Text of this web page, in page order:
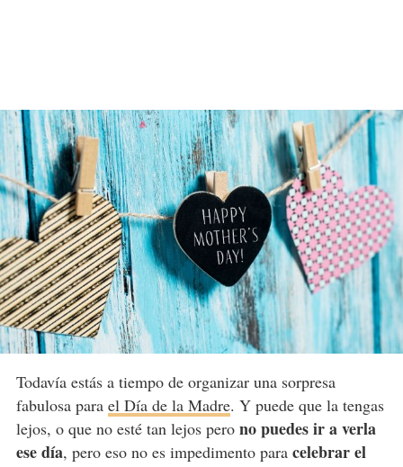
Todavía estás a tiempo de organizar una sorpresa
fabulosa para el Día de la Madre. Y puede que la tengas
lejos, o que no esté tan lejos pero no puedes ir a verla
ese día, pero eso no es impedimento para celebrar el